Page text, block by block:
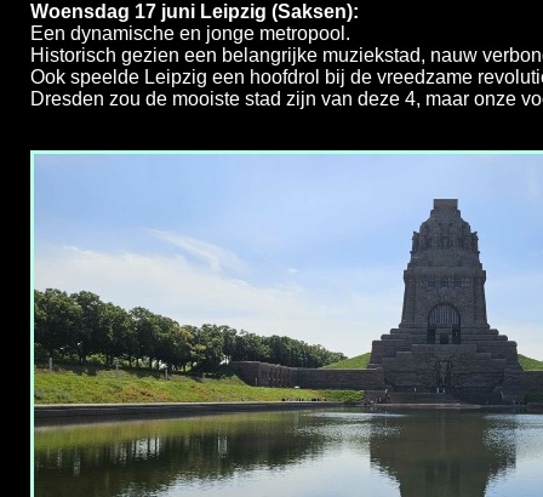
Woensdag 17 juni Leipzig (Saksen):
Een dynamische en jonge metropool.
Historisch gezien een belangrijke muziekstad, nauw
Ook speelde Leipzig een hoofdrol bij de vreedzame
Dresden zou de mooiste stad zijn van deze 4, maar onze